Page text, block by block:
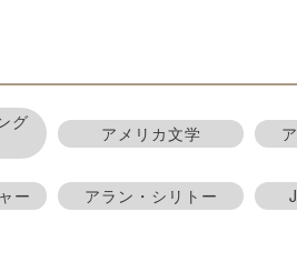
グ
アメリカ文学
ー アラン・シリトー